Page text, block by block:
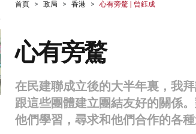
首頁 政局 香港 心有旁騖 | 曾鈺成
心有旁騖
在民建聯成立後的大半年裏，我
跟這些團體建立團結友好的關係
他們學習，尋求和他們合作的各種